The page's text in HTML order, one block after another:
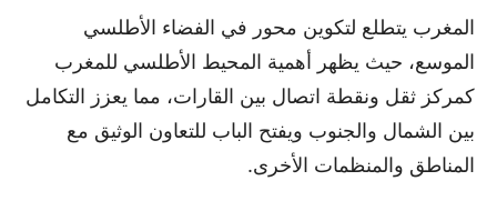
المغرب يتطلع لتكوين محور في الفضاء الأطلسي
الموسع، حيث يظهر أهمية المحيط الأطلسي للمغرب
كمركز ثقل ونقطة اتصال بين القارات، مما يعزز التكامل
بين الشمال والجنوب ويفتح الباب للتعاون الوثيق مع
المناطق والمنظمات الأخرى.